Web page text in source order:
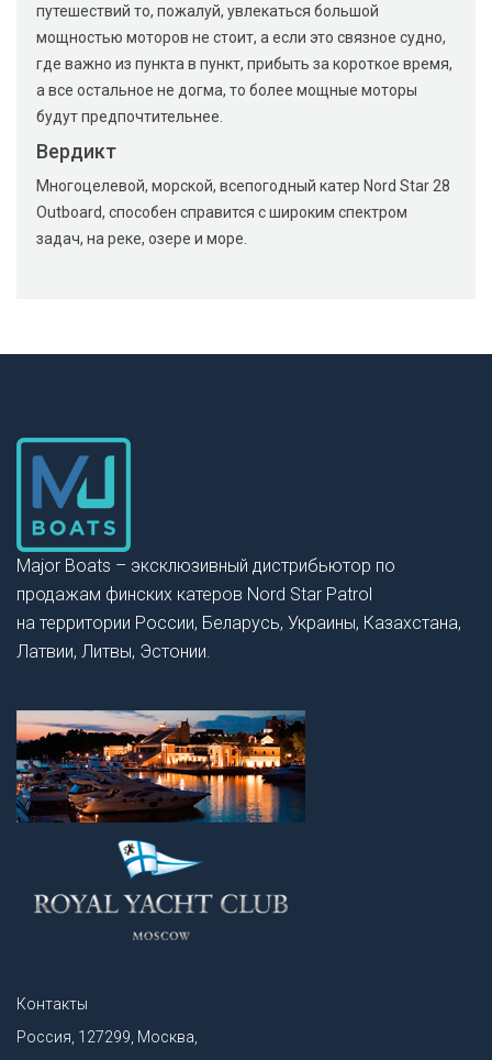
путешествий то, пожалуй, увлекаться большой
мощностью моторов не стоит, а если это связное судно,
где важно из пункта в пункт, прибыть за короткое время,
а все остальное не догма, то более мощные моторы
будут предпочтительнее.
Вердикт
Многоцелевой, морской, всепогодный катер Nord Star 28
Outboard, способен справится с широким спектром
задач, на реке, озере и море.
Major Boats – эксклюзивный дистрибьютор по
продажам финских катеров Nord Star Patrol
на территории России, Беларусь, Украины, Казахстана,
Латвии, Литвы, Эстонии.
Контакты
Россия, 127299, Москва,